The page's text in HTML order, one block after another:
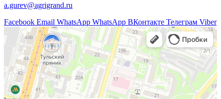
a.gurev@agrigrand.ru
Facebook Email WhatsApp WhatsApp ВКонтакте Телеграм Viber